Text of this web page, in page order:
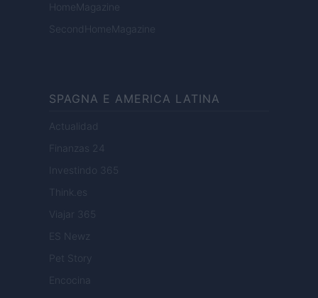
HomeMagazine
SecondHomeMagazine
SPAGNA E AMERICA LATINA
Actualidad
Finanzas 24
Investindo 365
Think.es
Viajar 365
ES Newz
Pet Story
Encocina